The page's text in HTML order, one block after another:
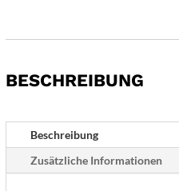
kurz,
500
-
schwarz
Menge
BESCHREIBUNG
Beschreibung
Zusätzliche Informationen